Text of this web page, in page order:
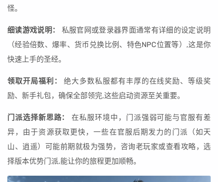
怪。
细读游戏说明：
私服官网或登录器界面通常有详细的设定说明
（经验倍数、爆率、货币兑换比例、特色NPC位置等）,这是你
快速上手的圣经。
领取开局福利：
绝大多数私服都有丰厚的在线奖励、等级奖
励、新手礼包，确保全部领完,这些启动资源至关重要。
门派选择新思路：
在私服环境中，门派强弱可能与官服有差
异，由于资源获取更快，一些在官服后期发力的门派（如天
山、逍遥）可能前期就极为强势，咨询老玩家或查看攻略，选
择版本优势门派,能让你的旅程更加顺畅。